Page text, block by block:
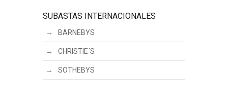
SUBASTAS INTERNACIONALES
BARNEBYS
CHRISTIE´S
SOTHEBYS